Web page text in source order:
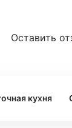
Оставить
куxня